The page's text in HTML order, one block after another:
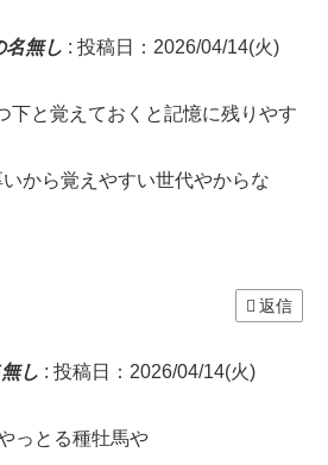
名無し : 投稿日：2026/04/14(火)
下と覚えておくと記憶に残りやす
から覚えやすい世代やからな
返信
し : 投稿日：2026/04/14(火)
っとる種牡馬や